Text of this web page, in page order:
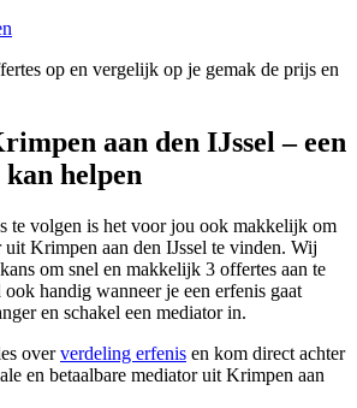
op en vergelijk op je gemak de prijs en
aan den IJssel – een
helpen
te volgen is het voor jou ook makkelijk om
uit Krimpen aan den IJssel te vinden. Wij
om snel en makkelijk 3 offertes aan te
handig wanneer je een erfenis gaat
en schakel een mediator in.
oververdeling erfenis en kom direct achter
en betaalbare mediator uit Krimpen aan